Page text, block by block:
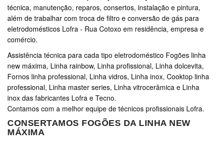
técnica, manutenção, reparos, consertos, instalação e pintura,
além de trabalhar com troca de filtro e conversão de gás para
eletrodomésticos Lofra - Rua Cotoxo em residência, empresa e
comércio.
Assistência técnica para cada tipo eletrodoméstico Fogões linha
new máxima, Linha rainbow, Linha profissional, Linha dolcevita,
Fornos linha professional, Linha vidros, Linha inox, Cooktop linha
professional, Linha master series, Linha vitrocerâmica e Linha
inox das fabricantes Lofra e Tecno.
Contamos com a melhor equipe de técnicos profissionais Lofra.
CONSERTAMOS FOGÕES DA LINHA NEW
MÁXIMA